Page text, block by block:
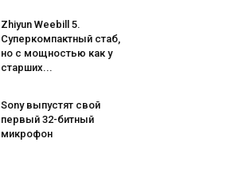
Zhiyun Weebill 5.
Cуперкомпактный стаб,
но с мощностью как у
старших...
Sony выпустят свой
первый 32-битный
микрофон